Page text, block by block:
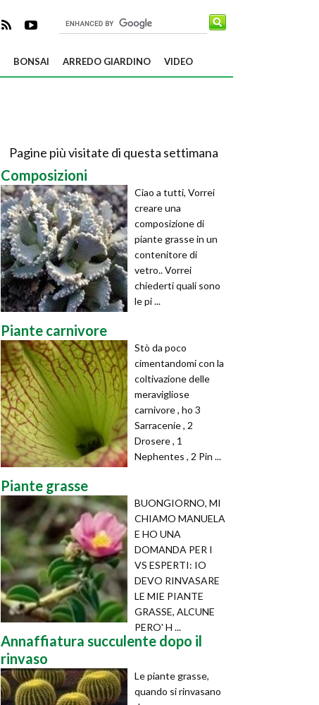
BONSAI ARREDO GIARDINO VIDEO
Pagine più visitate di questa settimana
Composizioni
Ciao a tutti, Vorrei
creare una
composizione di
piante grasse in un
contenitore di
vetro.. Vorrei
chiederti quali sono
le pi ...
Piante carnivore
Stò da poco
cimentandomi con la
coltivazione delle
meravigliose
carnivore , ho 3
Sarracenie , 2
Drosere , 1
Nephentes , 2 Pin ...
Piante grasse
BUONGIORNO, MI
CHIAMO MANUELA
E HO UNA
DOMANDA PER I
VS ESPERTI: IO
DEVO RINVASARE
LE MIE PIANTE
GRASSE, ALCUNE
PERO' H ...
Annaffiatura succulente dopo il
rinvaso
Le piante grasse,
quando si rinvasano